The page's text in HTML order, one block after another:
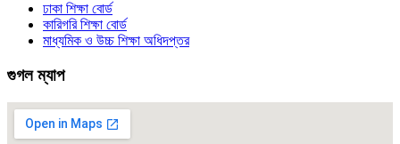
ঢাকা শিক্ষা বোর্ড
কারিগরি শিক্ষা বোর্ড
মাধ্যমিক ও উচ্চ শিক্ষা অধিদপ্তর
গুগল ম্যাপ